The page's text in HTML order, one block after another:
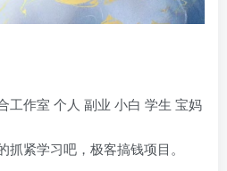
工作室 个人 副业 小白 学生 宝妈
紧学习吧，极客搞钱项目。